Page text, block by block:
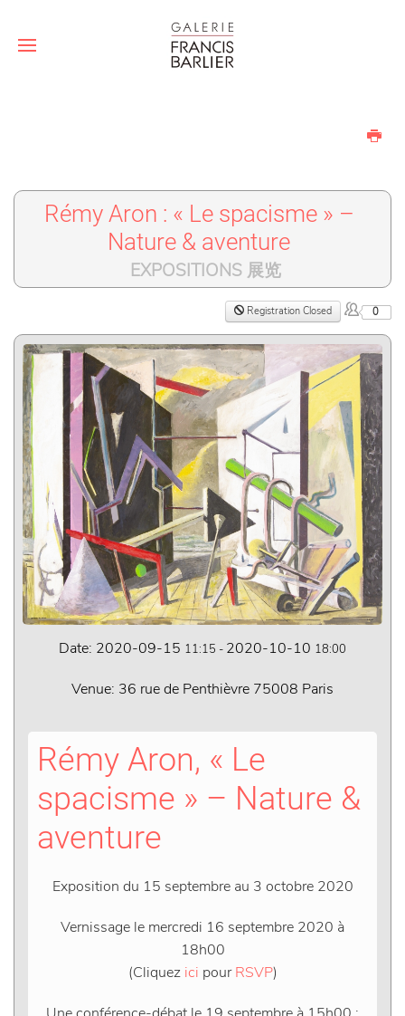
Rémy Aron : « Le spacisme » –
Nature & aventure
EXPOSITIONS 展览
Registration Closed 0
Date: 2020-09-15 11:15 - 2020-10-10 18:00
Venue: 36 rue de Penthièvre 75008 Paris
Rémy Aron, « Le
spacisme » – Nature &
aventure
Exposition du 15 septembre au 3 octobre 2020
Vernissage le mercredi 16 septembre 2020 à
18h00
(Cliquez ici pourRSVP)